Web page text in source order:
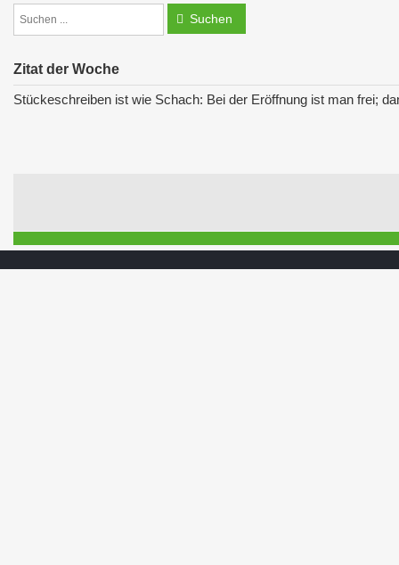
Suchen
Zitat der Woche
Stückeschreiben ist wie Schach: Bei der Eröffnung ist man frei;